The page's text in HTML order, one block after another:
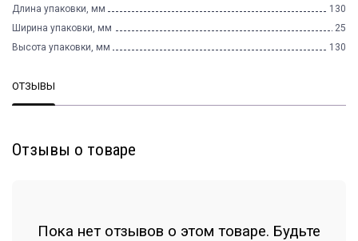
Длина упаковки, мм
130
Ширина упаковки, мм
25
Высота упаковки, мм
130
ОТЗЫВЫ
Отзывы о товаре
Пока нет отзывов о этом товаре. Будьте